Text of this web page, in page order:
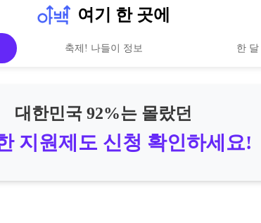
여기 한 곳에
축제! 나들이 정보 한
대한민국 92%는 몰랐던
지원제도 신청 확인하세요!